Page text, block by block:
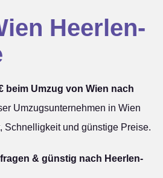
Heerlen-
beim Umzug von Wien nach
Umzugsunternehmen in Wien
Schnelligkeit und günstige Preise.
& günstig nach Heerlen-